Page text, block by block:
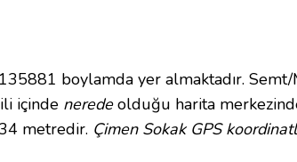
boylamda yer almaktadır.
içinde neredeolduğu harita
metredir. Çimen Sokak GPS